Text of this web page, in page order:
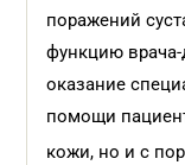
поражений
функцию врача-
оказание
помощи
кожи, но и с